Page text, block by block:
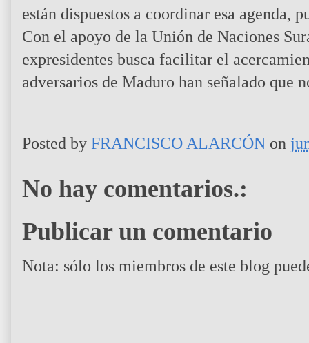
están dispuestos a coordinar esa agenda,
Con el apoyo de la Unión de Naciones
expresidentes busca facilitar el
adversarios de Maduro han señalado que
e
m
o
e
r
e
Posted by FRANCISCO ALARCÓN on
No hay comentarios.:
Publicar un comentario
Nota: sólo los miembros de este blog